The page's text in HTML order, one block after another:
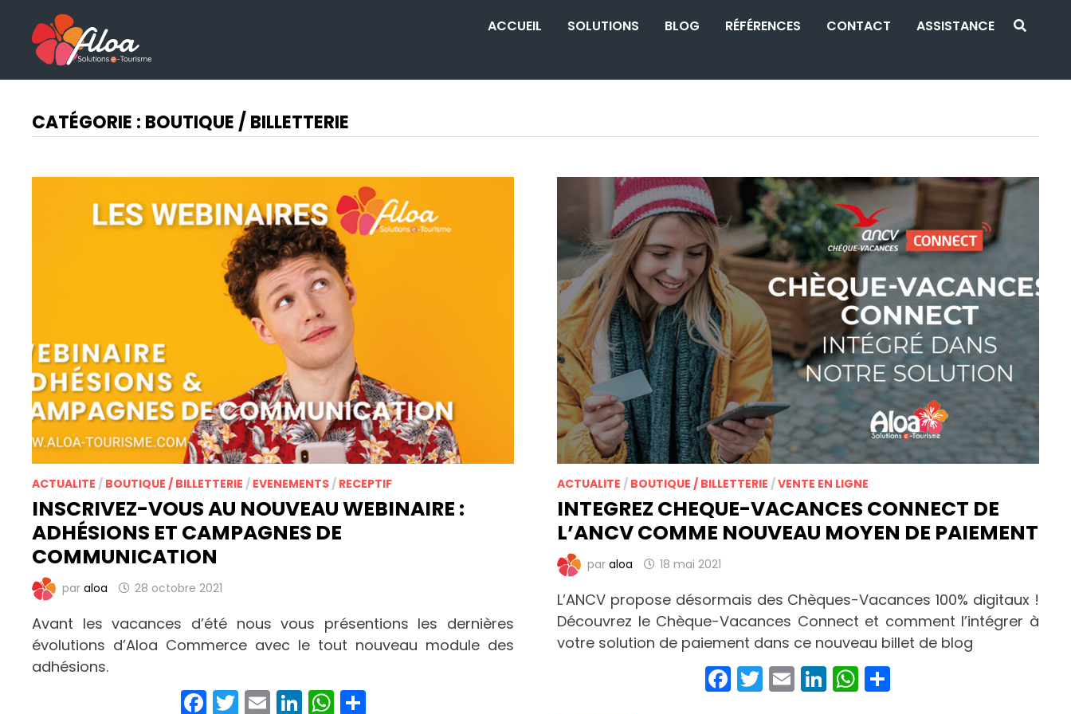
contenu
ACCUEIL SOLUTIONS BLOG RÉFÉRENCES CONTACT ASSISTANCE
CATÉGORIE : BOUTIQUE / BILLETTERIE
ACTUALITE / BOUTIQUE / BILLETTERIE / EVENEMENTS / RECEPTIF
INSCRIVEZ-VOUS AU NOUVEAU WEBINAIRE :
ADHÉSIONS ET CAMPAGNES DE
COMMUNICATION
paraloa 28 octobre 2021
Avant les vacances d’été nous vous présentions les dernières
évolutions d’Aloa Commerce avec le tout nouveau module des
adhésions.
Facebook
Twitter
EmailLinkedIn
WhatsApp
Partager
ACTUALITE / BOUTIQUE / BILLETTERIE /VENTE EN LIGNE
INTEGREZ CHEQUE-VACANCES CONNECT DE
L’ANCV COMME NOUVEAU MOYEN DE PAIEMENT
paraloa 18 mai 2021
L’ANCV propose désormais des Chèques-Vacances 100% digitaux !
Découvrez le Chèque-Vacances Connect et comment l’intégrer à
votre solution de paiement dans ce nouveau billet de blog
Facebook
Twitter
EmailLinkedIn
WhatsApp